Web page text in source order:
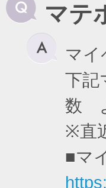
マテ
マイ
下記
数
※直
■マ